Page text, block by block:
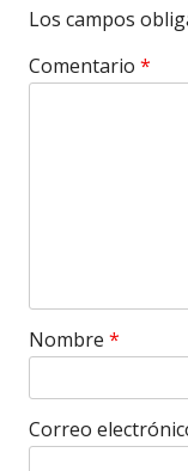
Los campos
Comentario *
Nombre *
Correo